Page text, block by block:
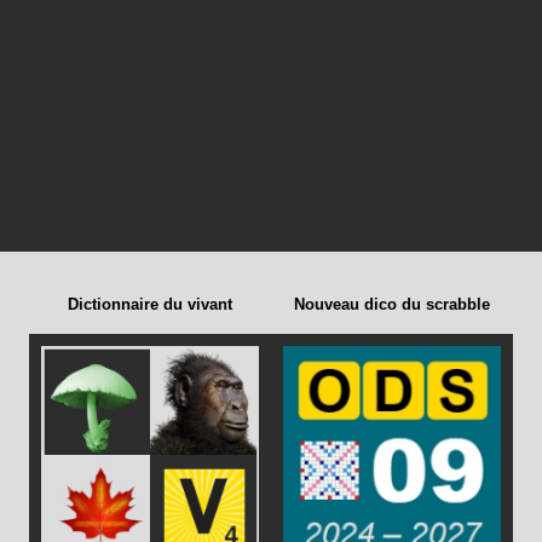
Dictionnaire du vivant Nouveau dico du scrabble